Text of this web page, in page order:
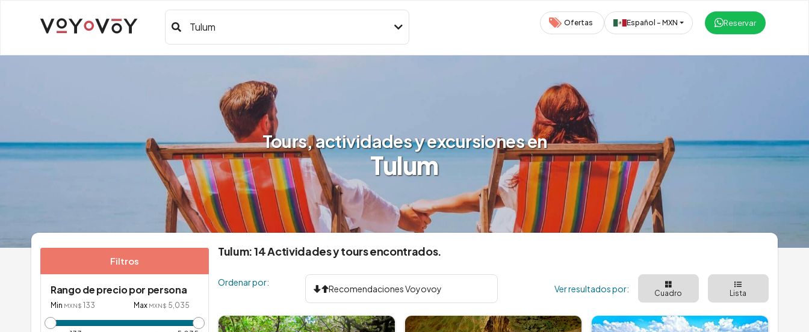
Tulum Ofertas Español - MXN Reservar
Tours, actividades y excursiones en
Tulum
Filtros
Tulum: 14 Actividades y tours encontrados.
Rango de precio por persona
Min MXN$ 133 Max MXN$ 5,035
Ordenar por:
Ver resultados por: Cuadro Lista